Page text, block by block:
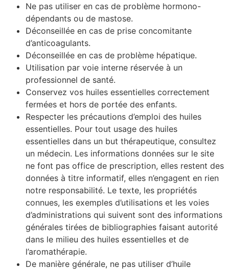
Ne pas utiliser en cas de problème hormono-
dépendants ou de mastose.
Déconseillée en cas de prise concomitante
d’anticoagulants.
Déconseillée en cas de problème hépatique.
Utilisation par voie interne réservée à un
professionnel de santé.
Conservez vos huiles essentielles correctement
fermées et hors de portée des enfants.
Respecter les précautions d’emploi des huiles
essentielles. Pour tout usage des huiles
essentielles dans un but thérapeutique, consultez
un médecin. Les informations données sur le site
ne font pas office de prescription, elles restent des
données à titre informatif, elles n’engagent en rien
notre responsabilité. Le texte, les propriétés
connues, les exemples d’utilisations et les voies
d’administrations qui suivent sont des informations
générales tirées de bibliographies faisant autorité
dans le milieu des huiles essentielles et de
l’aromathérapie.
De manière générale, ne pas utiliser d’huile